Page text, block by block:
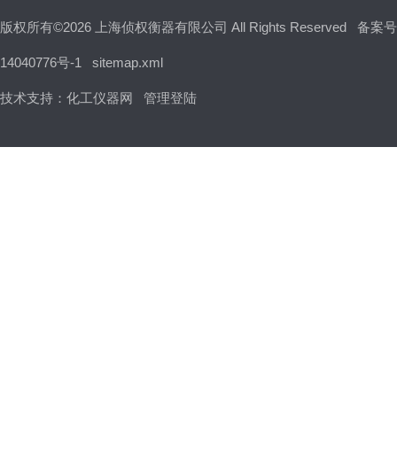
版权所有©2026 上海侦权衡器有限公司 All Rights Reserved 备案
14040776号-1 sitemap.xml
技术支持： 化工仪器网 管理登陆